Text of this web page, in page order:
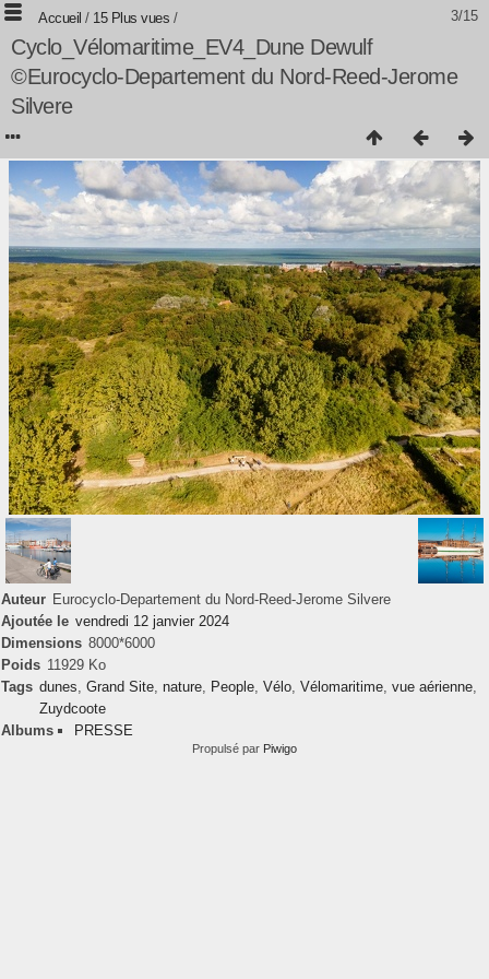
3/15
Accueil / 15 Plus vues /
Cyclo_Vélomaritime_EV4_Dune Dewulf
©Eurocyclo-Departement du Nord-Reed-Jerome
Silvere
Auteur Eurocyclo-Departement du Nord-Reed-Jerome Silvere
Ajoutée le vendredi 12 janvier 2024
Dimensions 8000*6000
Poids 11929 Ko
Tags dunes, Grand Site, nature, People, Vélo, Vélomaritime, vue aérienne,
Zuydcoote
Albums
PRESSE
Propulsé par Piwigo